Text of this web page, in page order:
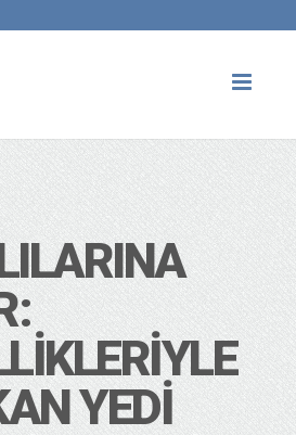
YEDI